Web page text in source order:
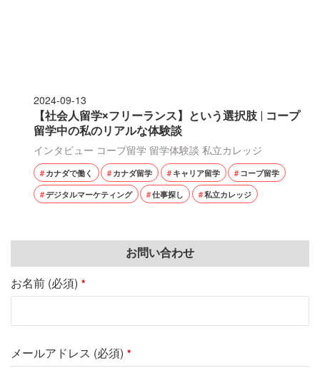
2024-09-13
【社会人留学×フリーランス】という選択肢 | コープ
留学中の私のリアルな体験談
インタビュー コープ留学 留学体験談 私立カレッジ
カナダで働く カナダ留学 キャリア留学
コープ留学
デジタルマーケティング
仕事探し 私立カレッジ
お問い合わせ
お名前 (必須) *
メールアドレス (必須) *